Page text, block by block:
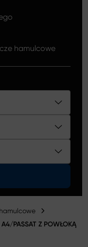
hamulcowe
PASSAT Z POWŁOKĄ